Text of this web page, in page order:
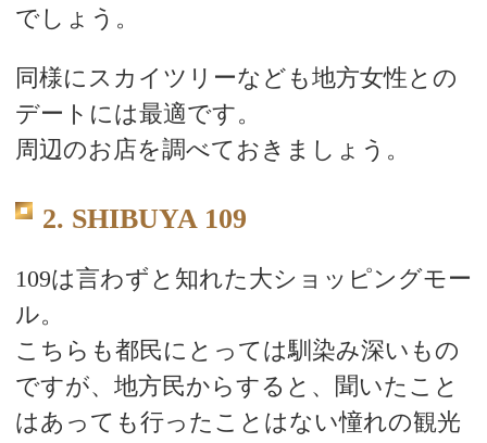
でしょう。
同様にスカイツリーなども地方女性との
デートには最適です。
周辺のお店を調べておきましょう。
2. SHIBUYA 109
109は言わずと知れた大ショッピングモー
ル。
こちらも都民にとっては馴染み深いもの
ですが、地方民からすると、聞いたこと
はあっても行ったことはない憧れの観光